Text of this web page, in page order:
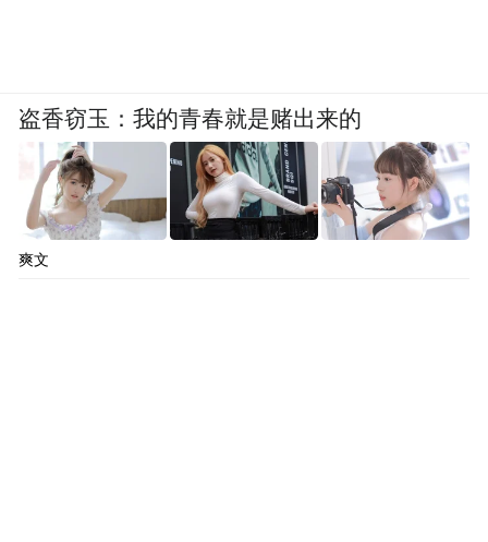
盗香窃玉：我的青春就是赌出来的
爽文